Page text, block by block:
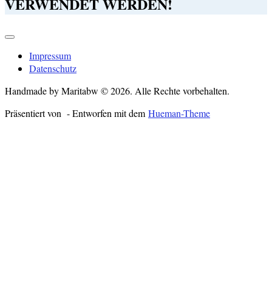
Impressum
Datenschutz
Handmade by Maritabw © 2026. Alle Rechte vorbehalten.
Präsentiert von - Entworfen mit dem Hueman-Theme